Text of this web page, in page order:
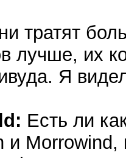
тратят
лучше, их
Я
Есть ли
и Morrowind,